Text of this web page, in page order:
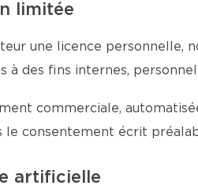
limitée
une licence
à des fins internes,
commerciale,
consentement écrit
artificielle